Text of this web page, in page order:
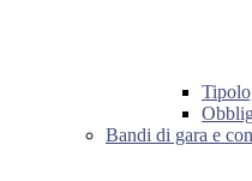
Bandi di gara e